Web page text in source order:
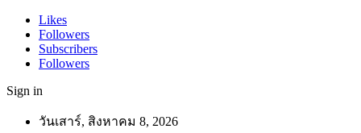
Likes
Followers
Subscribers
Followers
Sign in
วันเสาร์, สิงหาคม 8, 2026